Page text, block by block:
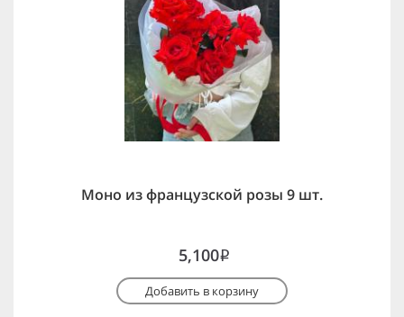
Моно из французской розы 9 шт.
5,100i
Добавить в корзину